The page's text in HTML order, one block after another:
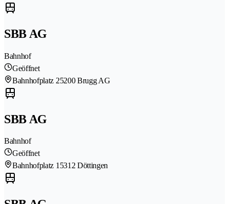
SBB AG
Bahnhof
Geöffnet
Bahnhofplatz 25200 Brugg AG
SBB AG
Bahnhof
Geöffnet
Bahnhofplatz 15312 Döttingen